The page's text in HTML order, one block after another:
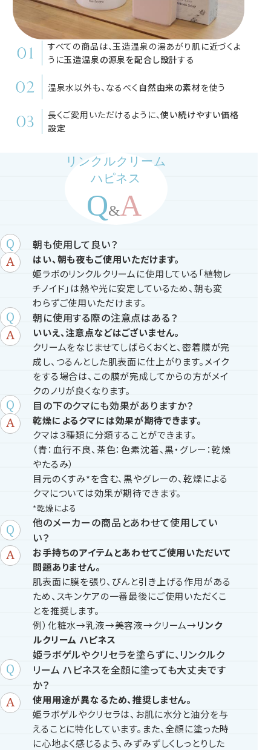
すべての商品は、玉造温泉の湯あがり肌に近づくよ
うに玉造温泉の源泉を配合し設計する
温泉水以外も、なるべく 自然由来の素材を使う
長くご愛用いただけるように、使い続けやすい価格
設定
リンクルクリーム
ハピネス
朝も使用して良い？
はい、朝も夜もご使用いただけます。
姫ラボのリンクルクリームに使用している「植物レ
チノイド」は熱や光に安定しているため、朝も変
わらずご使用いただけます。
朝に使用する際の注意点はある？
いいえ、注意点などはございません。
クリームをなじませてしばらくおくと、密着膜が完
成し、つるんとした肌表面に仕上がります。メイク
をする場合は、この膜が完成してからの方がメイ
クのノリが良くなります。
目の下のクマにも効果がありますか？
乾燥によるクマには効果が期待できます。
クマは３種類に分類することができます。
（青：血行不良、茶色：色素沈着、黒・グレー：乾燥
やたるみ）
目元のくすみ*を含む、黒やグレーの、乾燥による
クマについては効果が期待できます。
*乾燥による
他のメーカーの商品とあわせて使用してい
い？
お手持ちのアイテムとあわせてご使用いただいて
問題ありません。
肌表面に膜を張り、ぴんと引き上げる作用がある
ため、スキンケアの一番最後にご使用いただくこ
とを推奨します。
例）化粧水→乳液→美容液→クリーム→リンク
ルクリーム ハピネス
姫ラボゲルやクリセラを塗らずに、リンクルク
リーム ハピネスを全顔に塗っても大丈夫です
か？
使用用途が異なるため、推奨しません。
姫ラボゲルやクリセラは、お肌に水分と油分を与
えることに特化しています。また、全顔に塗った時
に心地よく感じるよう、みずみずしくしっとりした